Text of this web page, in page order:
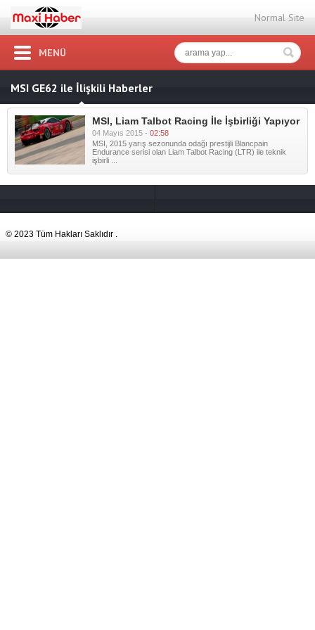
Normal Site
MENÜ
MSI GE62 ile İlişkili Haberler
MSI, Liam Talbot Racing İle İşbirliği Yapıyor
04 Mayıs 2015 - 02:58
MSI, 2015 yarış sezonunda odağı prestijli Blancpain
Endurance serisi olan Liam Talbot Racing (LTR) ile teknik
işbirli ...
© 2023 Tüm Hakları Saklıdır .